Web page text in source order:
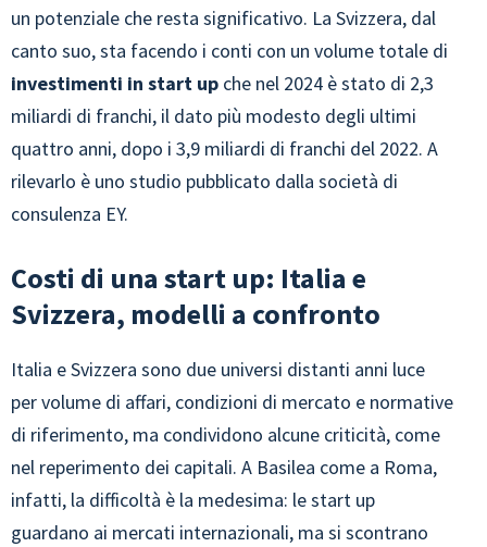
un potenziale che resta significativo. La Svizzera, dal
canto suo, sta facendo i conti con un volume totale di
investimenti in start up che nel 2024 è stato di 2,3
miliardi di franchi, il dato più modesto degli ultimi
quattro anni, dopo i 3,9 miliardi di franchi del 2022. A
rilevarlo è uno studio pubblicato dalla società di
consulenza EY.
Costi di una start up: Italia e
Svizzera, modelli a confronto
Italia e Svizzera sono due universi distanti anni luce
per volume di affari, condizioni di mercato e normative
di riferimento, ma condividono alcune criticità, come
nel reperimento dei capitali. A Basilea come a Roma,
infatti, la difficoltà è la medesima: le start up
guardano ai mercati internazionali, ma si scontrano